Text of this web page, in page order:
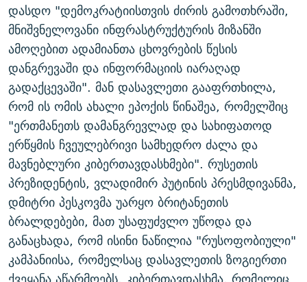
დასდო "დემოკრატიისთვის ძირის გამოთხრაში,
მნიშვნელოვანი ინფრასტრუქტურის მიზანში
ამოღებით ადამიანთა ცხოვრების წესის
დანგრევაში და ინფორმაციის იარაღად
გადაქცევაში". მან დასავლეთი გააფრთხილა,
რომ ის ომის ახალი ეპოქის წინაშეა, რომელშიც
"ერთმანეთს დამანგრევლად და სახიფათოდ
ერწყმის ჩვეულებრივი სამხედრო ძალა და
მავნებლური კიბერთავდასხმები". რუსეთის
პრეზიდენტის, ვლადიმირ პუტინის პრესმდივანმა,
დმიტრი პესკოვმა უარყო ბრიტანეთის
ბრალდებები, მათ უსაფუძვლო უწოდა და
განაცხადა, რომ ისინი ნაწილია "რუსოფობიული"
კამპანიისა, რომელსაც დასავლეთის ზოგიერთი